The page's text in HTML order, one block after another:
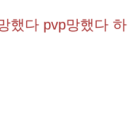
했다 pvp망했다 하